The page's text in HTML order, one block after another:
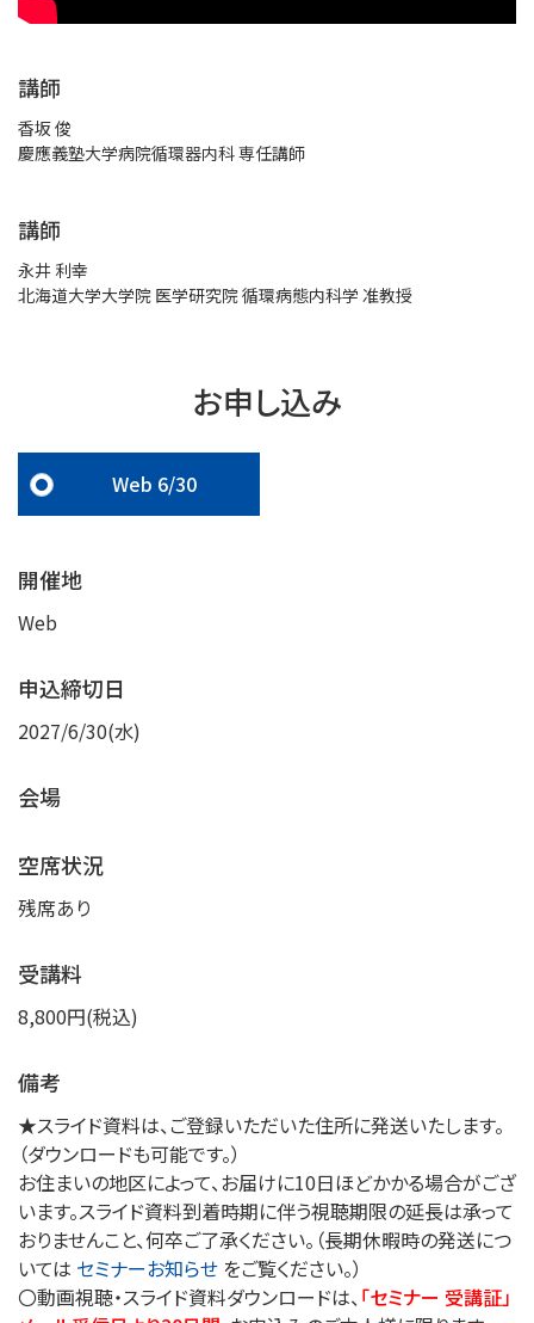
講師
香坂 俊
慶應義塾大学病院循環器内科 専任講師
講師
永井 利幸
北海道大学大学院 医学研究院 循環病態内科学 准教授
お申し込み
Web 6/30
開催地
Web
申込締切日
2027/6/30(水)
会場
空席状況
残席あり
受講料
8,800円(税込)
備考
★スライド資料は、ご登録いただいた住所に発送いたします。
（ダウンロードも可能です。）
お住まいの地区によって、お届けに10日ほどかかる場合がござ
います。スライド資料到着時期に伴う視聴期限の延長は承って
おりませんこと、何卒ご了承ください。（長期休暇時の発送につ
いては セミナーお知らせ をご覧ください。）
〇動画視聴・スライド資料ダウンロードは、「セミナー 受講証」